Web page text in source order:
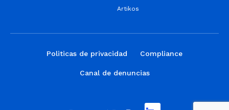
Artikos
Politicas de privacidad Compliance
Canal de denuncias